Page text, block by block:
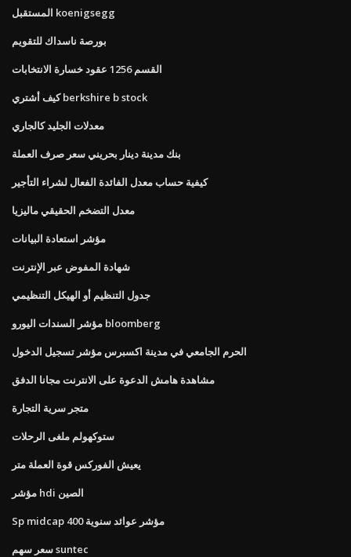
المستقبل koenigsegg
بورصة ناسداك للتقويم
القسم 1256 عقود خسارة الانتخابات
كيف أشتري berkshire b stock
معدلات الجليد كالجاري
بنك مدينة دينار بحريني سعر صرف العملة
كيفية حساب معدل الفائدة الفعال لشراء التأجير
معدل التضخم الحقيقي ماليزيا
مؤشر استعادة البيانات
شهادة المفوض عبر الإنترنت
جدول التنظيم أو الهيكل التنظيمي
مؤشر السندات اليورو bloomberg
الحرم الجامعي في مدينة اكسبرس مؤشر تسجيل الدخول
مشاهدة هامش الدعوة على الانترنت مجانا الدفق
متجر سرية التجارة
ستوكهولم ملغى الرحلات
يعيش الفوركس قوة العملة متر
مؤشر hdi الصين
Sp midcap 400 مؤشر عوائد سنوية
سعر سهم suntec